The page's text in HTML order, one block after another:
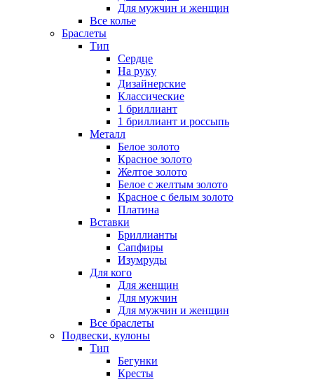
Для мужчин и женщин
Все колье
Браслеты
Тип
Сердце
На руку
Дизайнерские
Классические
1 бриллиант
1 бриллиант и россыпь
Металл
Белое золото
Красное золото
Желтое золото
Белое с желтым золото
Красное с белым золото
Платина
Вставки
Бриллианты
Сапфиры
Изумруды
Для кого
Для женщин
Для мужчин
Для мужчин и женщин
Все браслеты
Подвески, кулоны
Тип
Бегунки
Кресты